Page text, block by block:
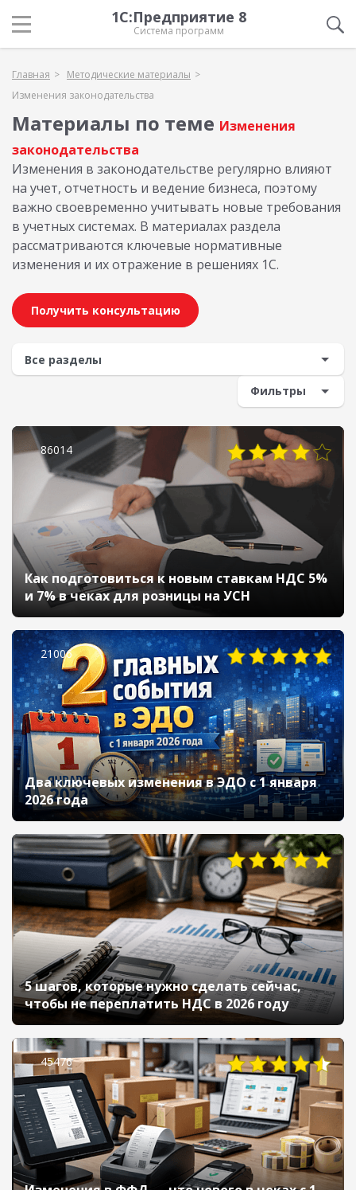
1С:Предприятие 8
Система программ
Главная
Методические материалы
Изменения законодательства
Материалы по теме Изменения
законодательства
Изменения в законодательстве регулярно влияют
на учет, отчетность и ведение бизнеса, поэтому
важно своевременно учитывать новые требования
в учетных системах. В материалах раздела
рассматриваются ключевые нормативные
изменения и их отражение в решениях 1С.
Получить консультацию
Фильтры
86014
Как подготовиться к новым ставкам НДС 5%
и 7% в чеках для розницы на УСН
21006
Два ключевых изменения в ЭДО с 1 января
2026 года
5 шагов, которые нужно сделать сейчас,
чтобы не переплатить НДС в 2026 году
45476